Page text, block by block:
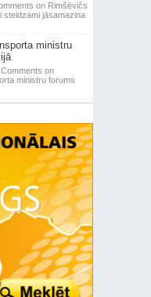
on Rimšēvičs
steidzami jāsamazina
ministru
on
ministru forums